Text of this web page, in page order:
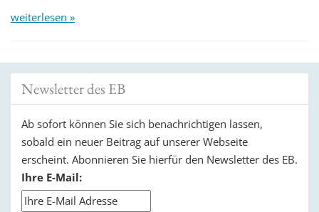
weiterlesen »
Newsletter des EB
Ab sofort können Sie sich benachrichtigen lassen,
sobald ein neuer Beitrag auf unserer Webseite
erscheint. Abonnieren Sie hierfür den Newsletter des EB.
Ihre E-Mail: